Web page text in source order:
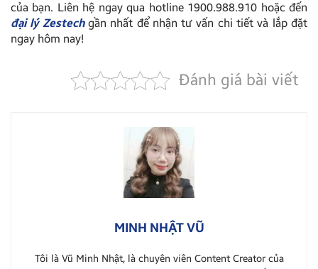
của bạn. Liên hệ ngay qua hotline 1900.988.910 hoặc đến
đại lý Zestechgần nhất để nhận tư vấn chi tiết và lắp đặt
ngay hôm nay!
Đánh giá bài viết
MINH NHẬT VŨ
Tôi là Vũ Minh Nhật, là chuyên viên Content Creator của